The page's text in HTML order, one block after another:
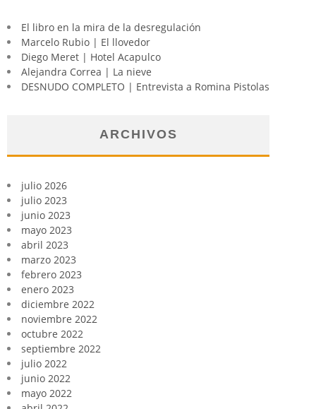
El libro en la mira de la desregulación
Marcelo Rubio | El llovedor
Diego Meret | Hotel Acapulco
Alejandra Correa | La nieve
DESNUDO COMPLETO | Entrevista a Romina Pistolas
ARCHIVOS
julio 2026
julio 2023
junio 2023
mayo 2023
abril 2023
marzo 2023
febrero 2023
enero 2023
diciembre 2022
noviembre 2022
octubre 2022
septiembre 2022
julio 2022
junio 2022
mayo 2022